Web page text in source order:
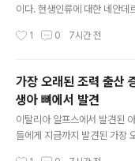
이는 원래 야생 소 (Bos
이다. 그런데 Q라고 쓰여진 노
이다. 현생인류에 대한 네안데
제이기도 하다. 이 주제는 무엇
위로 최고 수준의 저널에 출판
여파도 만만치 않지만 몇가지
는 것은 아니다. 몇 가지 이야기
네안데르탈인 뼈에서 고대
탈인의 모계유전과 부계유전
1 0 7시간 전
가장 오래된 조력 출산
생아 뼈에서 발견
이탈리아 알프스에서 발견된
들에게 지금까지 발견된 가장